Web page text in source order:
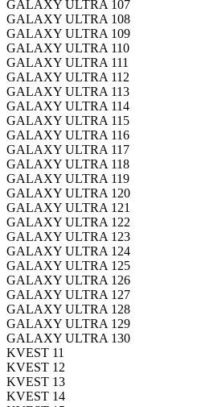
GALAXY ULTRA 107
GALAXY ULTRA 108
GALAXY ULTRA 109
GALAXY ULTRA 110
GALAXY ULTRA 111
GALAXY ULTRA 112
GALAXY ULTRA 113
GALAXY ULTRA 114
GALAXY ULTRA 115
GALAXY ULTRA 116
GALAXY ULTRA 117
GALAXY ULTRA 118
GALAXY ULTRA 119
GALAXY ULTRA 120
GALAXY ULTRA 121
GALAXY ULTRA 122
GALAXY ULTRA 123
GALAXY ULTRA 124
GALAXY ULTRA 125
GALAXY ULTRA 126
GALAXY ULTRA 127
GALAXY ULTRA 128
GALAXY ULTRA 129
GALAXY ULTRA 130
KVEST 11
KVEST 12
KVEST 13
KVEST 14